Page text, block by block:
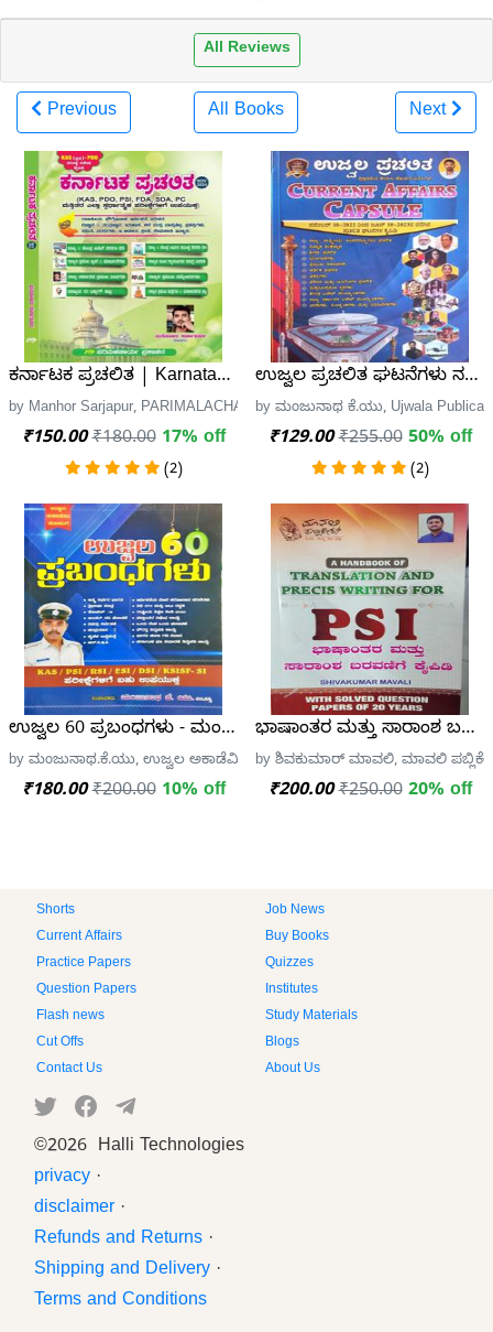
All Reviews
Previous All Books Next
ಕರ್ನಾಟಕ ಪ್ರಚಲಿತ | Karnataka Current Affairs | ಮನೋಹರ
by Manhor Sarjapur, PARIMALACHARYA PRAKASHANA
₹150.00 ₹180.00 17% off
(2)
ಉಜ್ವಲ ಪ್ರಚಲಿತ ಘಟನೆಗಳು
by ಮಂಜುನಾಥ ಕೆ.ಯು, Ujwala
₹129.00 ₹255.00 50% off
(2)
ಉಜ್ವಲ 60 ಪ್ರಬಂಧಗಳು - ಮಂಜನಾಥ ಕೆ. ಯು
by ಮಂಜುನಾಥ.ಕೆ.ಯು, ಉಜ್ವಲ ಅಕಾಡೆಮಿ ಪ್ರಕಾಶನ
₹180.00 ₹200.00 10% off
ಭಾಷಾಂತರ ಮತ್ತು ಸಾರಾಂಶ
by ಶಿವಕುಮಾರ್ ಮಾವಲಿ, ಮಾವಲಿ
₹200.00 ₹250.00 20% off
Shorts
Job News
Current Affairs
Buy Books
Practice Papers
Quizzes
Question Papers
Institutes
Flash news
Study Materials
Cut Offs
Blogs
Contact Us
About Us
©2026 Halli Technologies
privacy ·
disclaimer ·
Refunds and Returns ·
Shipping and Delivery ·
Terms and Conditions